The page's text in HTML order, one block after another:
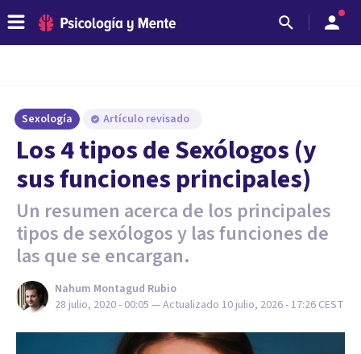
Sexología Artículo revisado
Los 4 tipos de Sexólogos (y
sus funciones principales)
Un resumen acerca de los principales
tipos de sexólogos y las funciones de
las que se encargan.
Nahum Montagud Rubio
28 julio, 2020 - 00:05 — Actualizado 10 julio, 2026 - 17:26 CEST